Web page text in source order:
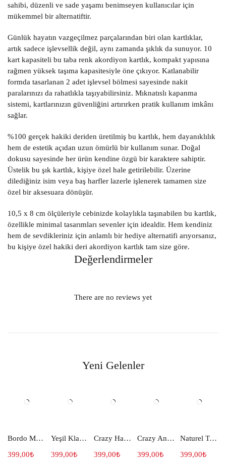
sahibi, düzenli ve sade yaşamı benimseyen kullanıcılar için
mükemmel bir alternatiftir.
Günlük hayatın vazgeçilmez parçalarından biri olan kartlıklar,
artık sadece işlevsellik değil, aynı zamanda şıklık da sunuyor. 10
kart kapasiteli bu taba renk akordiyon kartlık, kompakt yapısına
rağmen yüksek taşıma kapasitesiyle öne çıkıyor. Katlanabilir
formda tasarlanan 2 adet işlevsel bölmesi sayesinde nakit
paralarınızı da rahatlıkla taşıyabilirsiniz. Mıknatıslı kapanma
sistemi, kartlarınızın güvenliğini artırırken pratik kullanım imkânı
sağlar.
%100 gerçek hakiki deriden üretilmiş bu kartlık, hem dayanıklılık
hem de estetik açıdan uzun ömürlü bir kullanım sunar. Doğal
dokusu sayesinde her ürün kendine özgü bir karaktere sahiptir.
Üstelik bu şık kartlık, kişiye özel hale getirilebilir. Üzerine
dilediğiniz isim veya baş harfler lazerle işlenerek tamamen size
özel bir aksesuara dönüşür.
10,5 x 8 cm ölçüleriyle cebinizde kolaylıkla taşınabilen bu kartlık,
özellikle minimal tasarımları sevenler için idealdir. Hem kendiniz
hem de sevdikleriniz için anlamlı bir hediye alternatifi arıyorsanız,
bu kişiye özel hakiki deri akordiyon kartlık tam size göre.
Değerlendirmeler
There are no reviews yet
Yeni Gelenler
Bordo Mavi Klasik Slim Hakiki Deri Kartlık 057
399,00₺
Yeşil Klasik Slim Hakiki Deri Kartlık 059
399,00₺
Crazy Haki Klasik Slim Hakiki Deri Kartlık 058
399,00₺
Crazy Antrasit Klasik Slim Hakiki Deri Kartlık 055
399,00₺
Naturel Taba Klasik Slim Hakiki Deri Kartlık 056
399,00₺